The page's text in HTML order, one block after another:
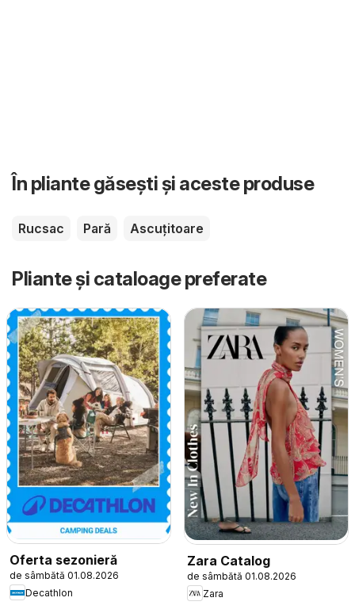
În pliante găsești și aceste produse
Rucsac Pară Ascuțitoare
Pliante și cataloage preferate
Oferta sezonieră
de sâmbătă 01.08.2026
Decathlon
Zara Catalog
de sâmbătă 01.08.2026
Zara